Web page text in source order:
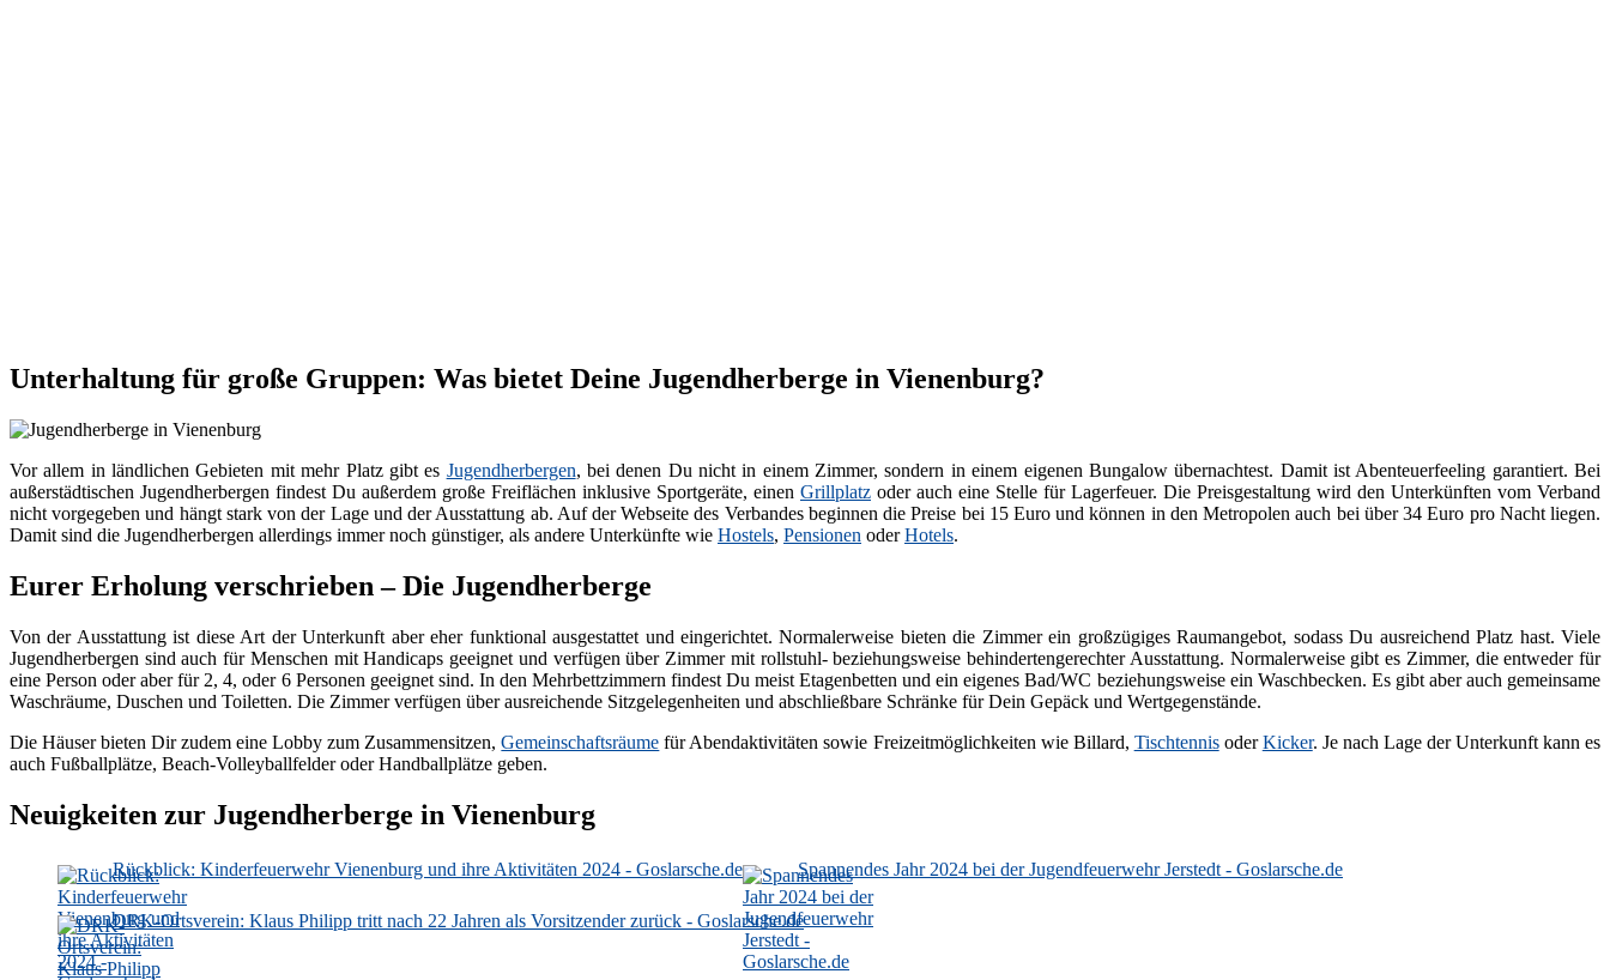
Unterhaltung für große Gruppen: Was bietet Deine Jugendherberge in Vienenburg?
Vor allem in ländlichen Gebieten mit mehr Platz gibt es Jugendherbergen, bei denen Du nicht in einem Zimmer, sondern in einem eigenen Bungalow übernachtest. Damit ist Abenteuerfeeling garantiert. Bei
außerstädtischen Jugendherbergen findest Du außerdem große Freiflächen inklusive Sportgeräte, einen Grillplatz oder auch eine Stelle für Lagerfeuer. Die Preisgestaltung wird den Unterkünften vom Verband
nicht vorgegeben und hängt stark von der Lage und der Ausstattung ab. Auf der Webseite des Verbandes beginnen die Preise bei 15 Euro und können in den Metropolen auch bei über 34 Euro pro Nacht liegen.
Damit sind die Jugendherbergen allerdings immer noch günstiger, als andere Unterkünfte wie Hostels, Pensionen oderHotels.
Eurer Erholung verschrieben – Die Jugendherberge
Von der Ausstattung ist diese Art der Unterkunft aber eher funktional ausgestattet und eingerichtet. Normalerweise bieten die Zimmer ein großzügiges Raumangebot, sodass Du ausreichend Platz hast. Viele
Jugendherbergen sind auch für Menschen mit Handicaps geeignet und verfügen über Zimmer mit rollstuhl- beziehungsweise behindertengerechter Ausstattung. Normalerweise gibt es Zimmer, die entweder für
eine Person oder aber für 2, 4, oder 6 Personen geeignet sind. In den Mehrbettzimmern findest Du meist Etagenbetten und ein eigenes Bad/WC beziehungsweise ein Waschbecken. Es gibt aber auch gemeinsame
Waschräume, Duschen und Toiletten. Die Zimmer verfügen über ausreichende Sitzgelegenheiten und abschließbare Schränke für Dein Gepäck und Wertgegenstände.
Die Häuser bieten Dir zudem eine Lobby zum Zusammensitzen,Gemeinschaftsräume für Abendaktivitäten sowie Freizeitmöglichkeiten wie Billard, TischtennisoderKicker. Je nach Lage der Unterkunft kann es
auch Fußballplätze, Beach-Volleyballfelder oder Handballplätze geben.
Neuigkeiten zur Jugendherberge in Vienenburg
Rückblick: Kinderfeuerwehr Vienenburg und ihre Aktivitäten 2024 - Goslarsche.de Spannendes Jahr 2024 bei der Jugendfeuerwehr Jerstedt - Goslarsche.de
DRK-Ortsverein: Klaus Philipp tritt nach 22 Jahren als Vorsitzender zurück - Goslarsche.de